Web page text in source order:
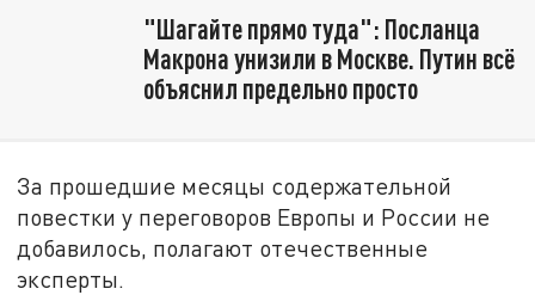
"Шагайте прямо туда": Посланца
Макрона унизили в Москве. Путин всё
объяснил предельно просто
За прошедшие месяцы содержательной
повестки у переговоров Европы и России не
добавилось, полагают отечественные
эксперты.